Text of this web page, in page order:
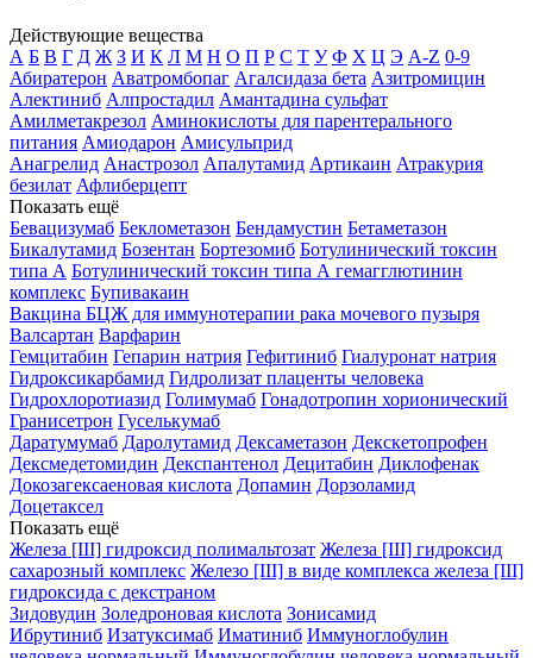
Действующие вещества
А Б В Г Д Ж З И К Л М Н О П Р С Т У Ф Х Ц Э A-Z 0-9
Абиратерон Аватромбопаг Агалсидаза бета Азитромицин
Алектиниб Алпростадил Амантадина сульфат
Амилметакрезол Аминокислоты для парентерального
питания Амиодарон Амисульприд
Анагрелид Анастрозол Апалутамид Артикаин Атракурия
безилат Афлиберцепт
Показать ещё
Бевацизумаб Беклометазон Бендамустин Бетаметазон
Бикалутамид Бозентан Бортезомиб Ботулинический токсин
типа А Ботулинический токсин типа А гемагглютинин
комплекс Бупивакаин
Вакцина БЦЖ для иммунотерапии рака мочевого пузыря
Валсартан Варфарин
Гемцитабин Гепарин натрия Гефитиниб Гиалуронат натрия
Гидроксикарбамид Гидролизат плаценты человека
Гидрохлоротиазид Голимумаб Гонадотропин хорионический
Гранисетрон Гуселькумаб
Даратумумаб Даролутамид Дексаметазон Декскетопрофен
Дексмедетомидин Декспантенол Децитабин Диклофенак
Докозагексаеновая кислота Допамин Дорзоламид
Доцетаксел
Показать ещё
Железа [III] гидроксид полимальтозат Железа [III] гидроксид
сахарозный комплекс Железо [III] в виде комплекса железа [III]
гидроксида с декстраном
Зидовудин Золедроновая кислота Зонисамид
Ибрутиниб Изатуксимаб Иматиниб Иммуноглобулин